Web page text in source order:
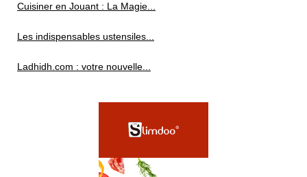
Cuisiner en Jouant : La Magie...
Les indispensables ustensiles...
Ladhidh.com : votre nouvelle...